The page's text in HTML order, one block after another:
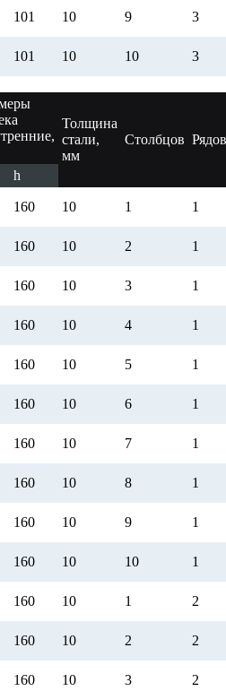
101 10 9 3
101 10 10 3
Толщина
стали,
мм
Столбцов Рядов
h
160 10 1 1
160 10 2 1
160 10 3 1
160 10 4 1
160 10 5 1
160 10 6 1
160 10 7 1
160 10 8 1
160 10 9 1
160 10 10 1
160 10 1 2
160 10 2 2
160 10 3 2